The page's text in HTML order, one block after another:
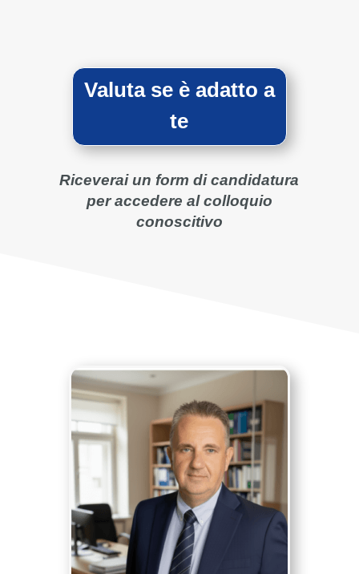
Valuta se è adatto a
te
Riceverai unform di candidatura
per accedere alcolloquio
conoscitivo